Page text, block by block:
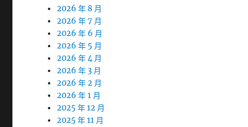
2026 年 8 月
2026 年 7 月
2026 年 6 月
2026 年 5 月
2026 年 4 月
2026 年 3 月
2026 年 2 月
2026 年 1 月
2025 年 12 月
2025 年 11 月